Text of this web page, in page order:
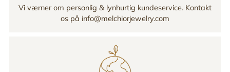
Vi værner om personlig & lynhurtig kundeservice. Kontakt
os på info@melchiorjewelry.com